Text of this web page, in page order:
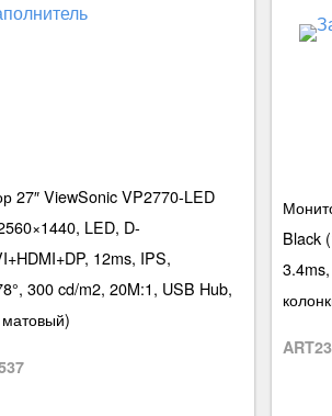
27″ ViewSonic VP2770-LED
LED, D-
12ms, IPS,
300 cd/m2, 20M:1, USB Hub,
Black